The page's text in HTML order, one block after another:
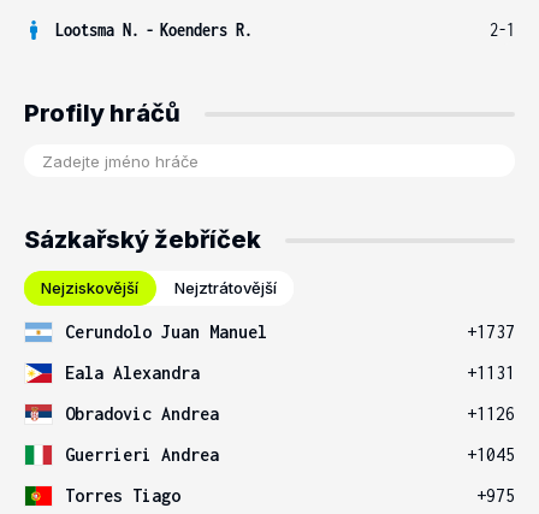
Lootsma N. - Koenders R. 2-1
Profily hráčů
Sázkařský žebříček
Nejziskovější Nejztrátovější
Cerundolo Juan Manuel
+1737
Eala Alexandra
+1131
Obradovic Andrea
+1126
Guerrieri Andrea
+1045
Torres Tiago
+975